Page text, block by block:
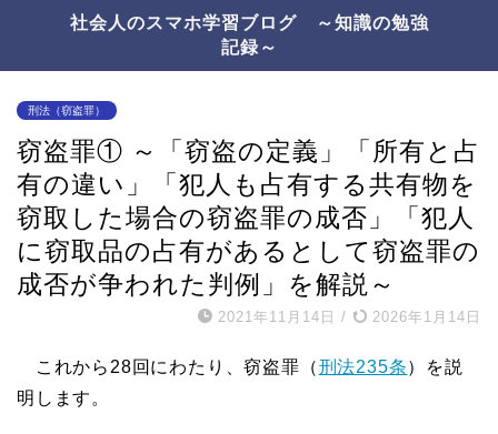
社会人のスマホ学習ブログ ～知識の勉強
記録～
刑法（窃盗罪）
窃盗罪① ～「窃盗の定義」「所有と占
有の違い」「犯人も占有する共有物を
窃取した場合の窃盗罪の成否」「犯人
に窃取品の占有があるとして窃盗罪の
成否が争われた判例」を解説～
2021年11月14日 / 2026年1月14日
これから28回にわたり、窃盗罪（刑法235条）を説
明します。